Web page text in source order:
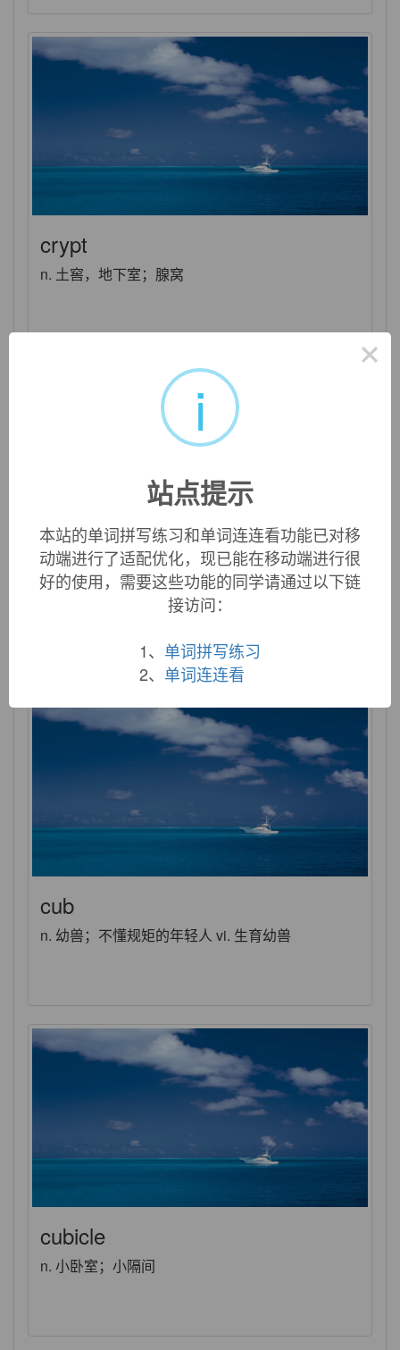
crypt
n. 土窖，地下室；腺窝
cryptic
adj. 神秘的，含义模糊的；[动] 隐藏的
cub
n. 幼兽；不懂规矩的年轻人 vi. 生育幼兽
cubicle
n. 小卧室；小隔间
×
i
站点提示
本站的单词拼写练习和单词连连看功能已对移
动端进行了适配优化，现已能在移动端进行很
好的使用，需要这些功能的同学请通过以下链
接访问：
1、 单词拼写练习
2、 单词连连看